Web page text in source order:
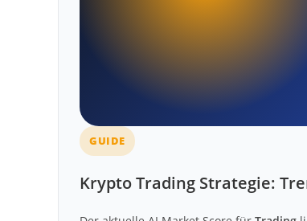
GUIDE
Krypto Trading Strategie: